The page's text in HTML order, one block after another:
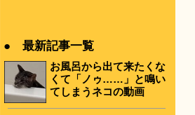
● 最新記事一覧
お風呂から出て来たくな
くて「ノゥ……」と鳴い
てしまうネコの動画